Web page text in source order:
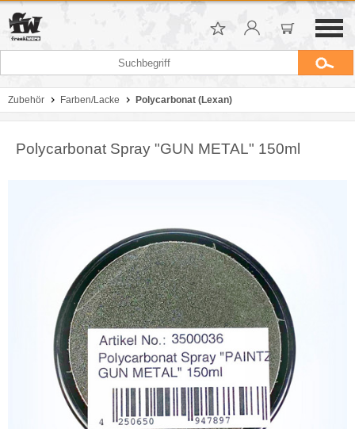
Zubehör Farben/Lacke Polycarbonat (Lexan)
Polycarbonat Spray "GUN METAL" 150ml